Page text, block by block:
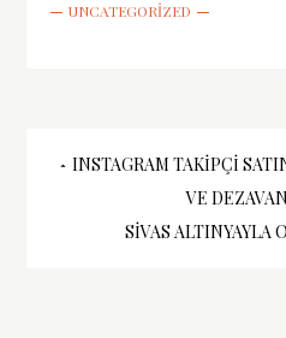
UNCATEGORIZED
Yazı
gezinmesi
INSTAGRAM TAKIPÇI
VE
SIVAS ALTINYAYLA